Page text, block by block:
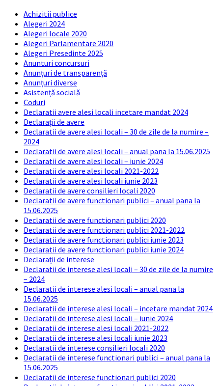
Achizitii publice
Alegeri 2024
Alegeri locale 2020
Alegeri Parlamentare 2020
Alegeri Presedinte 2025
Anunturi concursuri
Anunțuri de transparență
Anunțuri diverse
Asistență socială
Coduri
Declaratii avere alesi locali incetare mandat 2024
Declarații de avere
Declaratii de avere alesi locali – 30 de zile de la numire –
2024
Declaratii de avere alesi locali – anual pana la 15.06.2025
Declaratii de avere alesi locali – iunie 2024
Declaratii de avere alesi locali 2021-2022
Declaratii de avere alesi locali iunie 2023
Declaratii de avere consilieri locali 2020
Declaratii de avere functionari publici – anual pana la
15.06.2025
Declaratii de avere functionari publici 2020
Declaratii de avere functionari publici 2021-2022
Declaratii de avere functionari publici iunie 2023
Declaratii de avere functionari publici iunie 2024
Declarații de interese
Declaratii de interese alesi locali – 30 de zile de la numire
– 2024
Declaratii de interese alesi locali – anual pana la
15.06.2025
Declaratii de interese alesi locali – incetare mandat 2024
Declaratii de interese alesi locali – iunie 2024
Declaratii de interese alesi locali 2021-2022
Declaratii de interese alesi locali iunie 2023
Declaratii de interese consilieri locali 2020
Declaratii de interese functionari publici – anual pana la
15.06.2025
Declaratii de interese functionari publici 2020